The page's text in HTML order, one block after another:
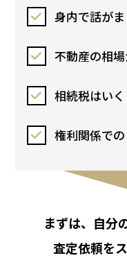
身内で話が
不動産の相
相続税はいく
権利関係で
まずは、自分
査定依頼を